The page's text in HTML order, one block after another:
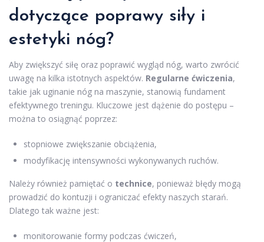
dotyczące poprawy siły i
estetyki nóg?
Aby zwiększyć siłę oraz poprawić wygląd nóg, warto zwrócić
uwagę na kilka istotnych aspektów. Regularne ćwiczenia,
takie jak uginanie nóg na maszynie, stanowią fundament
efektywnego treningu. Kluczowe jest dążenie do postępu –
można to osiągnąć poprzez:
stopniowe zwiększanie obciążenia,
modyfikację intensywności wykonywanych ruchów.
Należy również pamiętać o technice, ponieważ błędy mogą
prowadzić do kontuzji i ograniczać efekty naszych starań.
Dlatego tak ważne jest:
monitorowanie formy podczas ćwiczeń,